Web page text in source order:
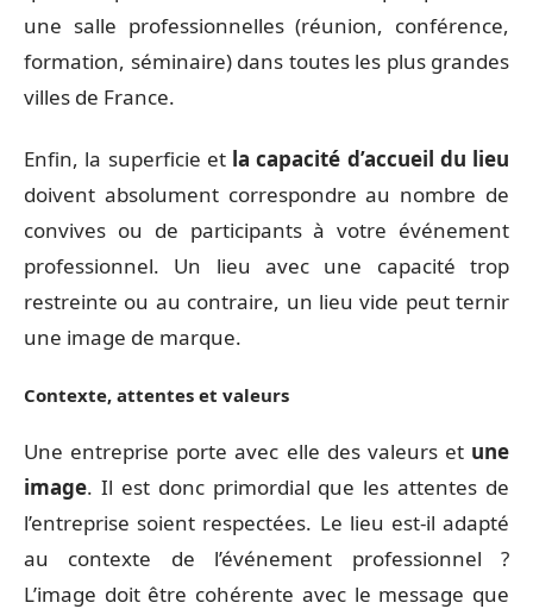
une salle professionnelles (réunion, conférence,
formation, séminaire) dans toutes les plus grandes
villes de France.
Enfin, la superficie et la capacité d’accueil du lieu
doivent absolument correspondre au nombre de
convives ou de participants à votre événement
professionnel. Un lieu avec une capacité trop
restreinte ou au contraire, un lieu vide peut ternir
une image de marque.
Contexte, attentes et valeurs
Une entreprise porte avec elle des valeurs et une
image. Il est donc primordial que les attentes de
l’entreprise soient respectées. Le lieu est-il adapté
au contexte de l’événement professionnel ?
L’image doit être cohérente avec le message que